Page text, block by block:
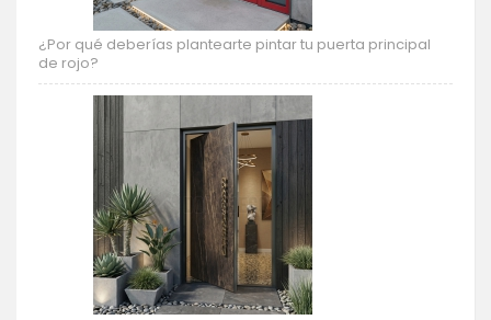
¿Por qué deberías plantearte pintar tu puerta principal
de rojo?